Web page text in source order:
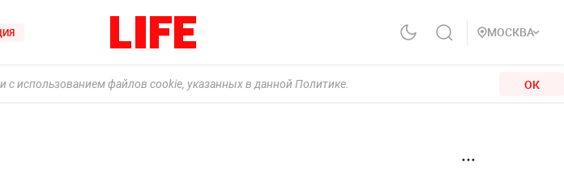
МОСКВА
и с использованием файлов cookie, указанных в данной Политике. ОК